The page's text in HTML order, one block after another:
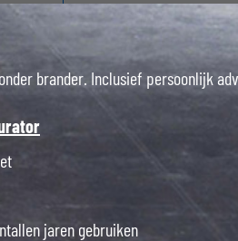
brander. Inclusief persoonlijk
jaren gebruiken